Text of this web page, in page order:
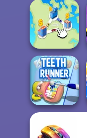
Bubble Shooter
HD 3
State Connect